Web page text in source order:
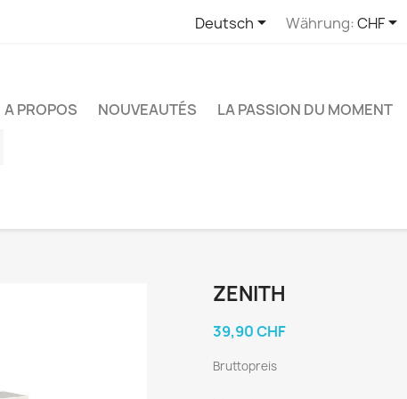
Deutsch Währung:CHF
A PROPOS NOUVEAUTÉS LA PASSION DU MOMENT
ZENITH
39,90 CHF
Bruttopreis